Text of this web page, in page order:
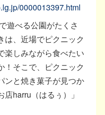
0000013397.html
遊べる公園がたくさ
は、近場でピクニック
楽しみながら食べたい
！そこで、ピクニック
ンと焼き菓子が見つか
harru（はるぅ）」